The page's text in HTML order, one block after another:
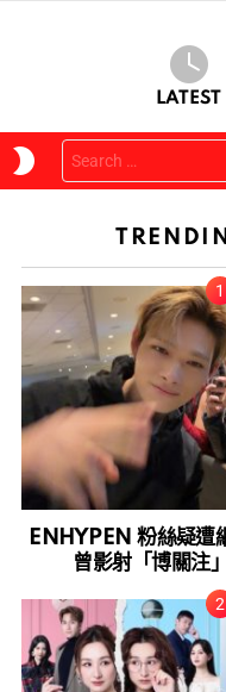
LATEST
SKIN
Search
for:
ENHYPEN 粉絲疑遭
曾影射「博關注